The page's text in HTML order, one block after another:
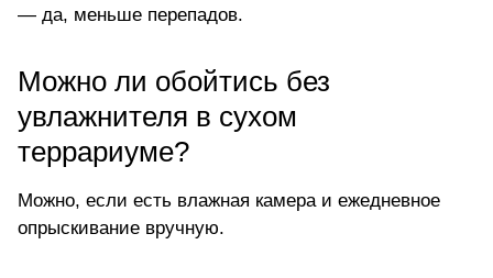
— да, меньше перепадов.
Можно ли обойтись без
увлажнителя в сухом
террариуме?
Можно, если есть влажная камера и ежедневное
опрыскивание вручную.